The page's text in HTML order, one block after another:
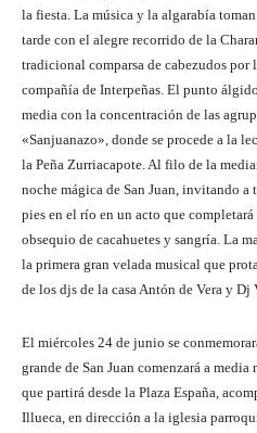
la fiesta. La música y la algarabía
tarde con el alegre recorrido de la
tradicional comparsa de cabezudos por
compañía de Interpeñas. El punto
media con la concentración de las
«Sanjuanazo», donde se procede a la
la Peña Zurriacapote. Al filo de la
noche mágica de San Juan, invitando a
pies en el río en un acto que
obsequio de cacahuetes y sangría. La
la primera gran velada musical que
de los djs de la casa Antón de Vera y
El miércoles 24 de junio se
grande de San Juan comenzará a
que partirá desde la Plaza España,
Illueca, en dirección a la iglesia